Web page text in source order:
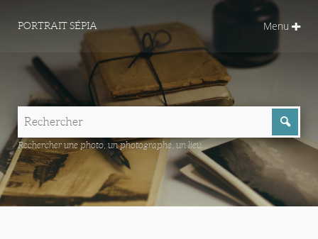
PORTRAIT SÉPIA Menu
Rechercher une photo, un photographe, un lieu...